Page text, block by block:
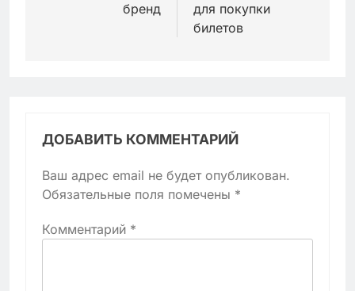
бренд
для покупки
билетов
ДОБАВИТЬ КОММЕНТАРИЙ
Ваш адрес email не будет опубликован.
Обязательные поля помечены *
Комментарий *